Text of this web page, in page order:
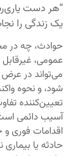
“هر دست
یک زندگی را
حوادث، چه در
عمومی،
می‌تواند در
شود، و نحوه
تعیین‌کننده
آسیب دائمی
اقدامات فوری
حادثه یا بیماری